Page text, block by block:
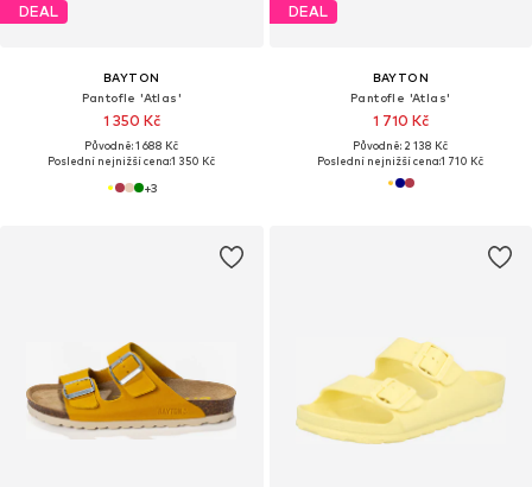
DEAL
BAYTON
Pantofle 'Atlas'
1 350 Kč
Původně: 1 688 Kč
Poslední nejnižší cena:1 350 Kč
+3
DEAL
BAYTON
Pantofle 'Atlas'
1 710 Kč
Původně: 2 138 Kč
Poslední nejnižší cena:1 710 Kč